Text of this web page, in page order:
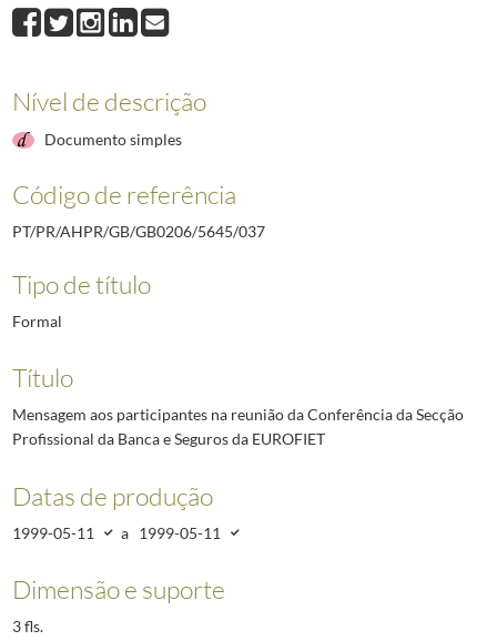
037 Mensagem aos participantes na reunião da Conferência da Secção
038 Prefácio para a Biografia de António Aleixo, que assinala o centenário
Artigo para o Boletim da Academia Internacional da Cultura Portuguesa.
Depoimento do Presidente da República, Jorge Sampaio, por ocasião
042 Texto de homenagem do Presidente da República, Jorge Sampaio, a
089 Mensagem de Ano Novo do Presidente da República. Palácio de Belém,
Nível de descrição
Documento simples
Código de referência
PT/PR/AHPR/GB/GB0206/5645/037
Tipo de título
Formal
Título
Mensagem aos participantes na reunião da Conferência da Secção
Profissional da Banca e Seguros da EUROFIET
Datas de produção
1999-05-11 a 1999-05-11
Dimensão e suporte
3 fls.